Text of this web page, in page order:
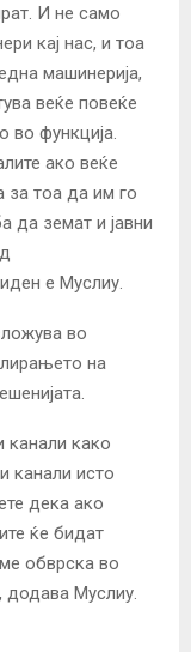
И не само
кај нас, и тоа
машинерија,
веќе повеќе
во функција.
ако веќе
за тоа да им го
да земат и јавни
е Муслиу.
во
на
како
канали исто
дека ако
ќе бидат
обврска во
додава Муслиу.